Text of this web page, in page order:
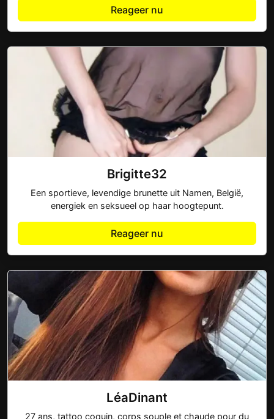
Reageer nu
Brigitte32
Een sportieve, levendige brunette uit Namen, België,
energiek en seksueel op haar hoogtepunt.
Reageer nu
LéaDinant
27 ans, tattoo coquin, corps souple et chaude pour du